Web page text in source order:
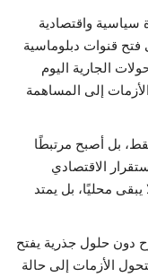
سياسية واقتصادية
فتح قنوات دبلوماسية
الجارية اليوم
إلى المساهمة
بل أصبح مرتبطًا
الاقتصادي
محليًا، بل يمتد
دون حلول جذرية يفتح
الأزمات إلى حالة